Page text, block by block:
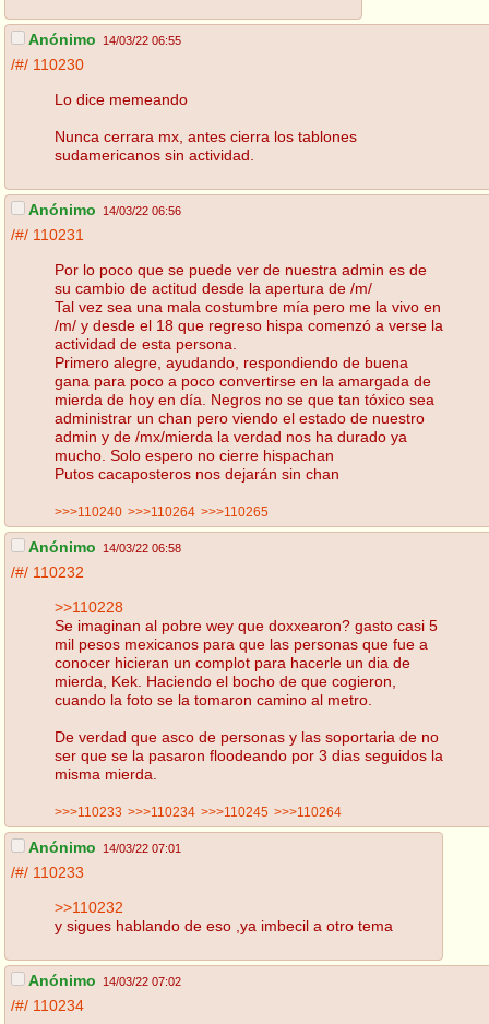
Anónimo 14/03/22 06:55
/#/ 110230
Lo dice memeando
Nunca cerrara mx, antes cierra los tablones
sudamericanos sin actividad.
Anónimo 14/03/22 06:56
/#/ 110231
Por lo poco que se puede ver de nuestra admin es de
su cambio de actitud desde la apertura de /m/
Tal vez sea una mala costumbre mía pero me la vivo en
/m/ y desde el 18 que regreso hispa comenzó a verse la
actividad de esta persona.
Primero alegre, ayudando, respondiendo de buena
gana para poco a poco convertirse en la amargada de
mierda de hoy en día. Negros no se que tan tóxico sea
administrar un chan pero viendo el estado de nuestro
admin y de /mx/mierda la verdad nos ha durado ya
mucho. Solo espero no cierre hispachan
Putos cacaposteros nos dejarán sin chan
>>>110240 >>>110264 >>>110265
Anónimo 14/03/22 06:58
/#/ 110232
>>110228
Se imaginan al pobre wey que doxxearon? gasto casi 5
mil pesos mexicanos para que las personas que fue a
conocer hicieran un complot para hacerle un dia de
mierda, Kek. Haciendo el bocho de que cogieron,
cuando la foto se la tomaron camino al metro.
De verdad que asco de personas y las soportaria de no
ser que se la pasaron floodeando por 3 dias seguidos la
misma mierda.
>>>110233 >>>110234 >>>110245 >>>110264
Anónimo 14/03/22 07:01
/#/ 110233
>>110232
y sigues hablando de eso ,ya imbecil a otro tema
Anónimo 14/03/22 07:02
/#/ 110234